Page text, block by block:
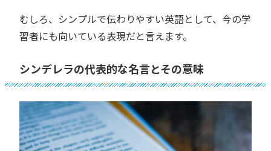
むしろ、シンプルで伝わりやすい英語として、今の学
習者にも向いている表現だと言えます。
シンデレラの代表的な名言とその意味